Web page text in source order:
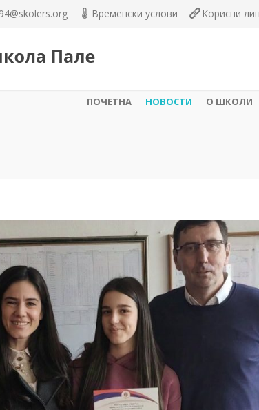
Временски услови Корисни
ПОЧЕТНА НОВОСТИ О ШКОЛИ